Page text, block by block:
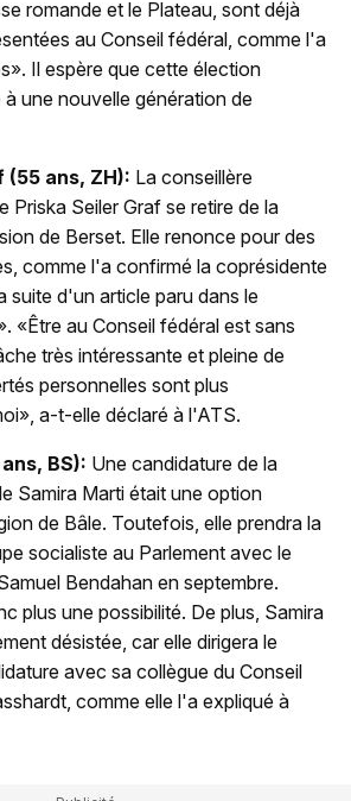
romande et le Plateau, sont déjà
au Conseil fédéral, comme l'a
Il espère que cette élection
une nouvelle génération de
(55 ans, ZH): La conseillère
Priska Seiler Graf se retire de la
de Berset. Elle renonce pour des
comme l'a confirmé la coprésidente
suite d'un article paru dans le
«Être au Conseil fédéral est sans
très intéressante et pleine de
personnelles sont plus
a-t-elle déclaré à l'ATS.
BS): Une candidature de la
Samira Marti était une option
de Bâle. Toutefois, elle prendra la
socialiste au Parlement avec le
Bendahan en septembre.
plus une possibilité. De plus, Samira
désistée, car elle dirigera le
avec sa collègue du Conseil
comme elle l'a expliqué à